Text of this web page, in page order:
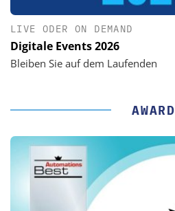
LIVE ODER ON DEMAND
Digitale Events 2026
Bleiben Sie auf dem Laufenden
AWARD